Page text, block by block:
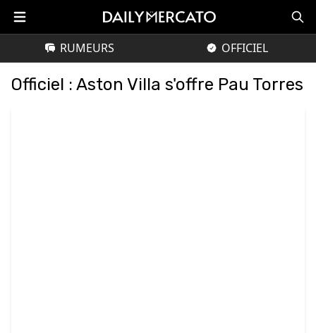
RUMEURS OFFICIEL
Officiel : Aston Villa s'offre Pau Torres